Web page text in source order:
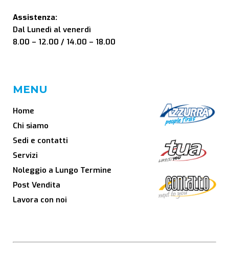
Assistenza:
Dal Lunedì al venerdì
8.00 – 12.00 / 14.00 – 18.00
MENU
Home
Chi siamo
Sedi e contatti
Servizi
Noleggio a Lungo Termine
Post Vendita
Lavora con noi